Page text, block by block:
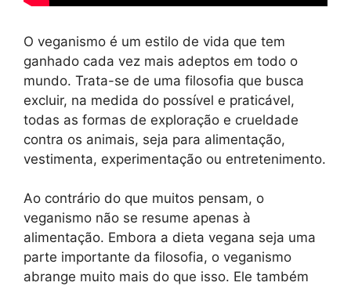
O veganismo é um estilo de vida que tem
ganhado cada vez mais adeptos em todo o
mundo. Trata-se de uma filosofia que busca
excluir, na medida do possível e praticável,
todas as formas de exploração e crueldade
contra os animais, seja para alimentação,
vestimenta, experimentação ou entretenimento.
Ao contrário do que muitos pensam, o
veganismo não se resume apenas à
alimentação. Embora a dieta vegana seja uma
parte importante da filosofia, o veganismo
abrange muito mais do que isso. Ele também